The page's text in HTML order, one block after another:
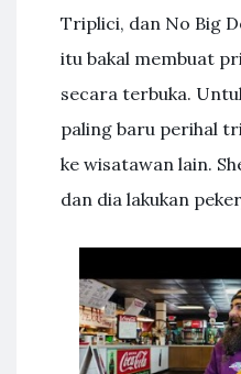
Triplici, dan No Big
itu bakal membuat
secara terbuka.
paling baru perihal
ke wisatawan lain.
dan dia lakukan